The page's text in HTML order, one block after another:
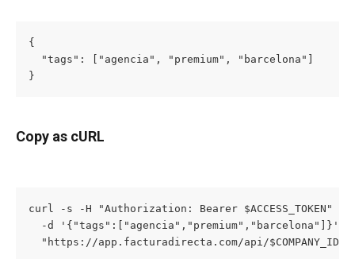
{
  "tags": ["agencia", "premium", "barcelona"]
}
Copy as cURL
curl -s -H "Authorization: Bearer
  -d '{"tags":["agencia","premium","barcelona"]}' \
"https://app.facturadirecta.com/api/$COMPANY_ID/